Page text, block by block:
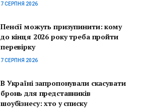
7 СЕРПНЯ 2026
Пенсії можуть призупинити: кому
до кінця 2026 року треба пройти
перевірку
7 СЕРПНЯ 2026
В Україні запропонували скасувати
бронь для представників
шоубізнесу: хто у списку